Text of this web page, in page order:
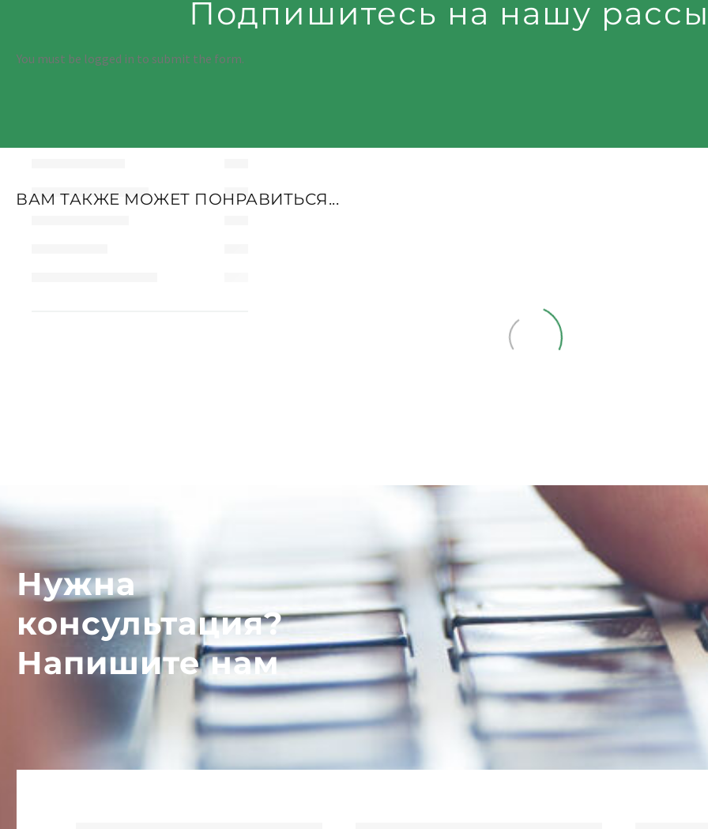
Подпишитесь на нашу
You must be logged in to submit the form.
ВАМ ТАКЖЕ МОЖЕТ ПОНРАВИТЬСЯ...
Нужна
консультация?
Напишите нам